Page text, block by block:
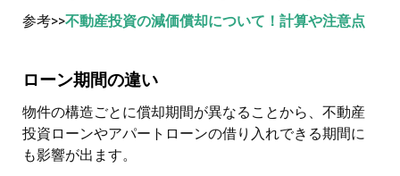
参考>>不動産投資の減価償却について！計算や注意点
ローン期間の違い
物件の構造ごとに償却期間が異なることから、不動産
投資ローンやアパートローンの借り入れできる期間に
も影響が出ます。